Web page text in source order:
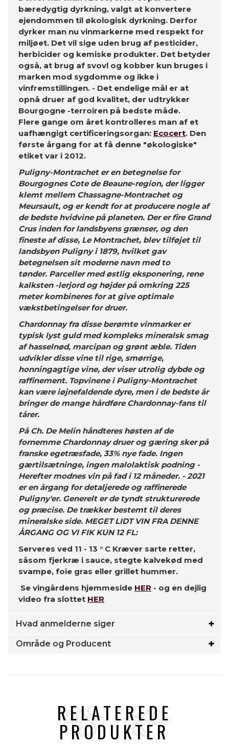
bæredygtig dyrkning, valgt at konvertere
ejendommen til økologisk dyrkning. Derfor
dyrker man nu vinmarkerne med respekt for
miljøet. Det vil sige uden brug af pesticider,
herbicider og kemiske produkter. Det betyder
også, at brug af svovl og kobber kun bruges i
marken mod sygdomme og ikke i
vinfremstillingen. - Det endelige mål er at
opnå druer af god kvalitet, der udtrykker
Bourgogne -terroiren på bedste måde.
Flere gange om året kontrolleres man af et
uafhængigt certificeringsorgan: Ecocert. Den
første årgang for at få denne "økologiske"
etiket var i 2012.
Puligny-Montrachet er en betegnelse for
Bourgognes Cote de Beaune-region, der ligger
klemt mellem Chassagne-Montrachet og
Meursault, og er kendt for at producere nogle af
de bedste hvidvine på planeten. Der er fire Grand
Crus inden for landsbyens grænser, og den
fineste af disse, Le Montrachet, blev tilføjet til
landsbyen Puligny i 1879, hvilket gav
betegnelsen sit moderne navn med to
tønder. Parceller med østlig eksponering, rene
kalksten -lerjord og højder på omkring 225
meter kombineres for at give optimale
vækstbetingelser for druer.
Chardonnay fra disse berømte vinmarker er
typisk lyst guld med kompleks mineralsk smag
af hasselnød, marcipan og grønt æble. Tiden
udvikler disse vine til rige, smørrige,
honningagtige vine, der viser utrolig dybde og
raffinement. Topvinene i Puligny-Montrachet
kan være iøjnefaldende dyre, men i de bedste år
bringer de mange hårdføre Chardonnay-fans til
tårer.
På Ch. De Melin håndteres høsten af de
fornemme Chardonnay druer og gæring sker på
franske egetræsfade, 33% nye fade. Ingen
gærtilsætninge, ingen malolaktisk podning -
Herefter modnes vin på fad i 12 måneder. - 2021
er en årgang for detaljerede og raffinerede
Puligny'er. Generelt er de tyndt strukturerede
og præcise. De trækker bestemt til deres
mineralske side. MEGET LIDT VIN FRA DENNE
ÅRGANG OG VI FIK KUN 12 FL:
Serveres ved 11 - 13 ° C Kræver sarte retter,
såsom fjerkræ i sauce, stegte kalvekød med
svampe, foie gras eller grillet hummer.
Se vingårdens hjemmeside HER - og en dejlig
video fra slottet HER
Hvad anmelderne siger
Område og Producent
RELATEREDE
PRODUKTER